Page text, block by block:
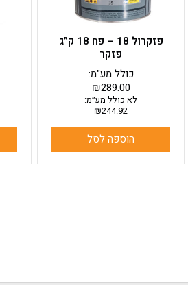
פזקרול 18 – פח 18 ק”ג
פזקר
₪289.00
כולל מע"מ:
לא כולל מע״מ:
₪244.92
הוספה לסל